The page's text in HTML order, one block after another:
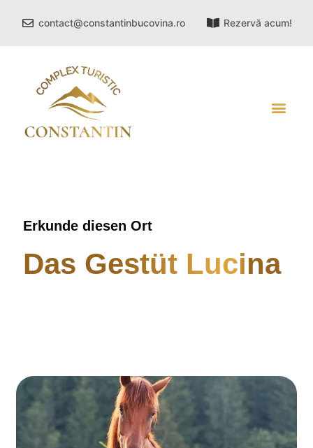
contact@constantinbucovina.ro Rezervă acum!
Erkunde diesen Ort
Das Gestüt Lucina